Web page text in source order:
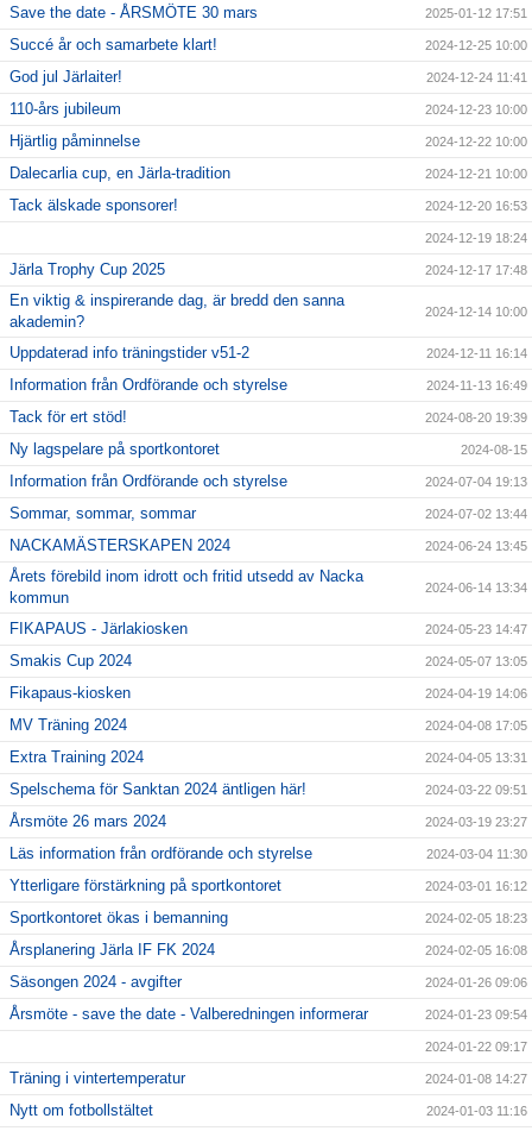
Save the date - ÅRSMÖTE 30 mars 2025-01-12 17:51
Succé år och samarbete klart! 2024-12-25 10:00
God jul Järlaiter! 2024-12-24 11:41
110-års jubileum 2024-12-23 10:00
Hjärtlig påminnelse 2024-12-22 10:00
Dalecarlia cup, en Järla-tradition 2024-12-21 10:00
Tack älskade sponsorer! 2024-12-20 16:53
2024-12-19 18:24
Järla Trophy Cup 2025 2024-12-17 17:48
En viktig & inspirerande dag, är bredd den sanna
akademin?
2024-12-14 10:00
Uppdaterad info träningstider v51-2 2024-12-11 16:14
Information från Ordförande och styrelse 2024-11-13 16:49
Tack för ert stöd! 2024-08-20 19:39
Ny lagspelare på sportkontoret 2024-08-15
Information från Ordförande och styrelse 2024-07-04 19:13
Sommar, sommar, sommar 2024-07-02 13:44
NACKAMÄSTERSKAPEN 2024 2024-06-24 13:45
Årets förebild inom idrott och fritid utsedd av Nacka
kommun
2024-06-14 13:34
FIKAPAUS - Järlakiosken 2024-05-23 14:47
Smakis Cup 2024 2024-05-07 13:05
Fikapaus-kiosken 2024-04-19 14:06
MV Träning 2024 2024-04-08 17:05
Extra Training 2024 2024-04-05 13:31
Spelschema för Sanktan 2024 äntligen här! 2024-03-22 09:51
Årsmöte 26 mars 2024 2024-03-19 23:27
Läs information från ordförande och styrelse 2024-03-04 11:30
Ytterligare förstärkning på sportkontoret 2024-03-01 16:12
Sportkontoret ökas i bemanning 2024-02-05 18:23
Årsplanering Järla IF FK 2024 2024-02-05 16:08
Säsongen 2024 - avgifter 2024-01-26 09:06
Årsmöte - save the date - Valberedningen informerar 2024-01-23 09:54
2024-01-22 09:17
Träning i vintertemperatur 2024-01-08 14:27
Nytt om fotbollstältet 2024-01-03 11:16